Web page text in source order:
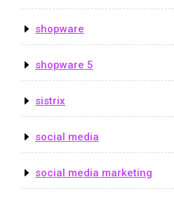
shopware
shopware 5
sistrix
social media
social media marketing